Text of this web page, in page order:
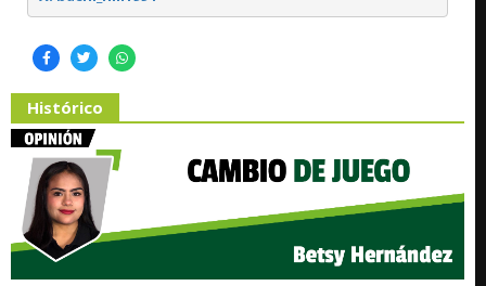
Histórico